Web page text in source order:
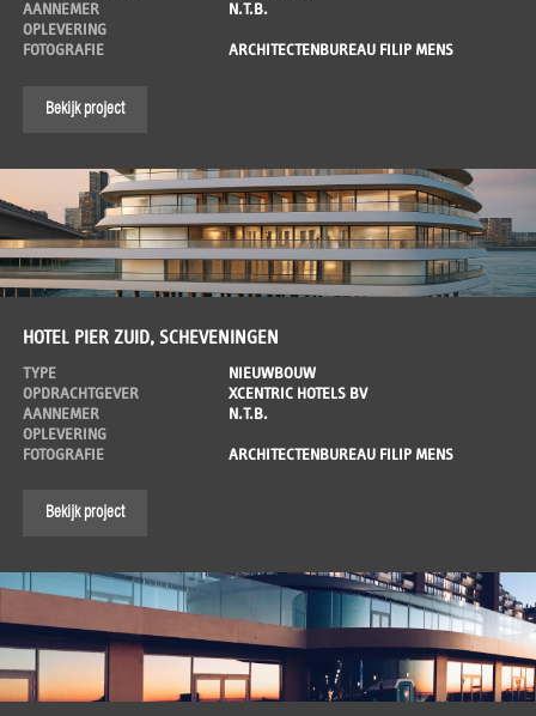
AANNEMER
N.T.B.
OPLEVERING
FOTOGRAFIE
ARCHITECTENBUREAU FILIP MENS
Bekijk project
HOTEL PIER ZUID, SCHEVENINGEN
TYPE
NIEUWBOUW
OPDRACHTGEVER
XCENTRIC HOTELS BV
AANNEMER
N.T.B.
OPLEVERING
FOTOGRAFIE
ARCHITECTENBUREAU FILIP MENS
Bekijk project